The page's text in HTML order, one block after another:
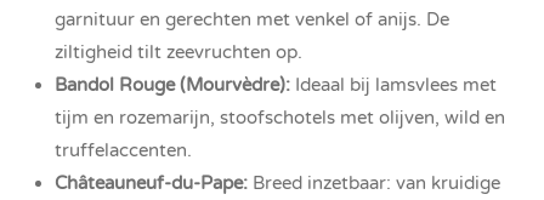
garnituur en gerechten met venkel of anijs. De
ziltigheid tilt zeevruchten op.
Bandol Rouge (Mourvèdre): Ideaal bij lamsvlees met
tijm en rozemarijn, stoofschotels met olijven, wild en
truffelaccenten.
Châteauneuf-du-Pape: Breed inzetbaar: van kruidige